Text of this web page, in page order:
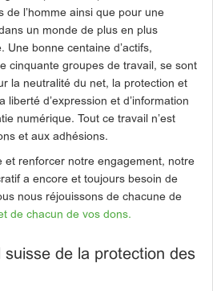
de l’homme ainsi que pour une
un monde de plus en plus
Une bonne centaine d’actifs,
cinquante groupes de travail, se sont
la neutralité du net, la protection et
liberté d’expression et d’information
numérique. Tout ce travail n’est
et aux adhésions.
et renforcer notre engagement, notre
a encore et toujours besoin de
nous réjouissons de chacune de
de chacun de vos dons.
suisse de la protection des